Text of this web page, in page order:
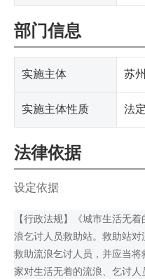
部门信息
实施主体 苏
实施主体性质 法
法律依据
设定依据
【行政法规】《城市生活无
浪乞讨人员救助站。救助站
救助流浪乞讨人员，并应当
家对生活无着的流浪、乞讨